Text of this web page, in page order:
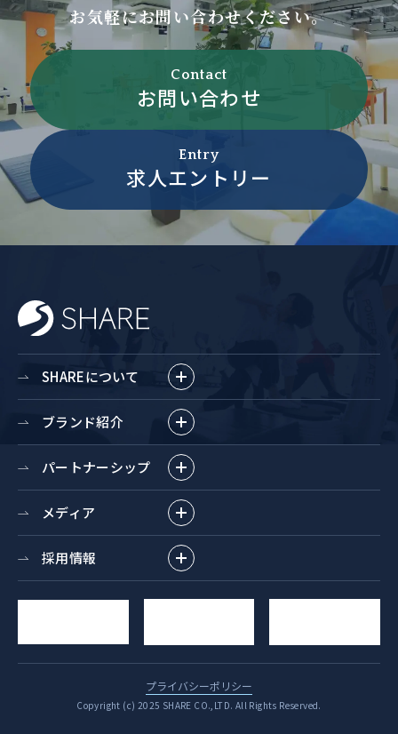
お気軽にお問い合わせください。
Contact
お問い合わせ
Entry
求人エントリー
SHAREについて
ブランド紹介
パートナーシップ
メディア
採用情報
プライバシーポリシー
Copyright (c) 2025 SHARE CO.,LTD. All Rights Reserved.